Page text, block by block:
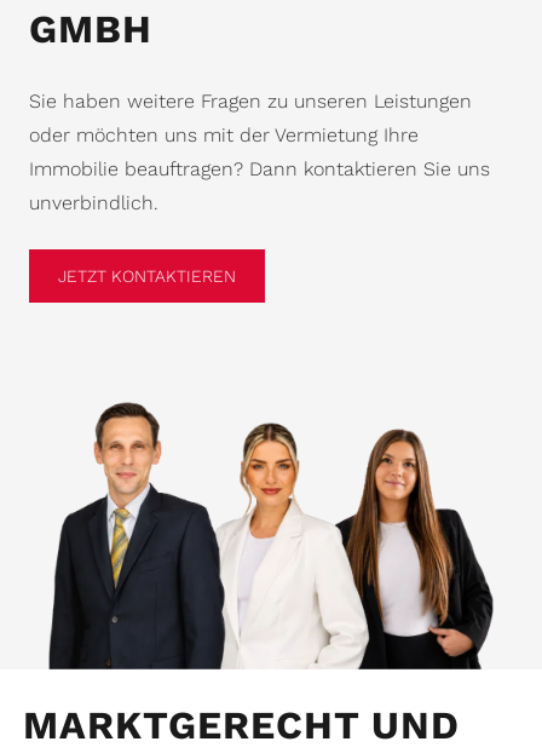
GMBH
Sie haben weitere Fragen zu unseren Leistungen
oder möchten uns mit der Vermietung Ihre
Immobilie beauftragen? Dann kontaktieren Sie uns
unverbindlich.
JETZT KONTAKTIEREN
MARKTGERECHT UND